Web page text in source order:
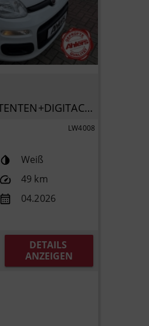
Pop+KLIMA+PDC+ASSISTENTEN+DIGITACHO+ISOFIX+
LW4008
Weiß
49 km
04.2026
DETAILS
ANZEIGEN